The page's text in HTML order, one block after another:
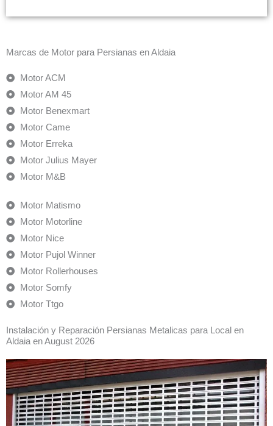
Marcas de Motor para Persianas en Aldaia
Motor ACM
Motor AM 45
Motor Benexmart
Motor Came
Motor Erreka
Motor Julius Mayer
Motor M&B
Motor Matismo
Motor Motorline
Motor Nice
Motor Pujol Winner
Motor Rollerhouses
Motor Somfy
Motor Ttgo
Instalación y Reparación Persianas Metalicas para Local en
Aldaia en August 2026